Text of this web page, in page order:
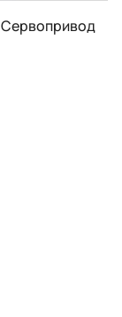
Сервопривод